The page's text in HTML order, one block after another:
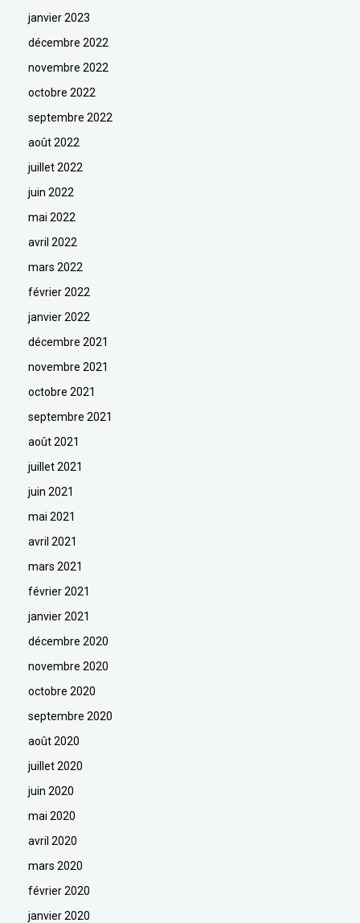
janvier 2023
décembre 2022
novembre 2022
octobre 2022
septembre 2022
août 2022
juillet 2022
juin 2022
mai 2022
avril 2022
mars 2022
février 2022
janvier 2022
décembre 2021
novembre 2021
octobre 2021
septembre 2021
août 2021
juillet 2021
juin 2021
mai 2021
avril 2021
mars 2021
février 2021
janvier 2021
décembre 2020
novembre 2020
octobre 2020
septembre 2020
août 2020
juillet 2020
juin 2020
mai 2020
avril 2020
mars 2020
février 2020
janvier 2020